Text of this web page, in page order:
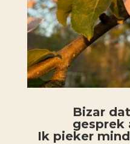
Bizar
gesprek
Ik pieker